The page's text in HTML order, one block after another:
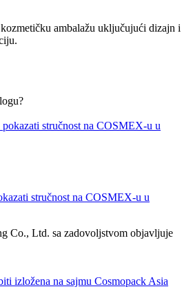
ambalažu uključujući dizajn i
stručnost na COSMEX-u u
Co., Ltd. sa zadovoljstvom objavljuje